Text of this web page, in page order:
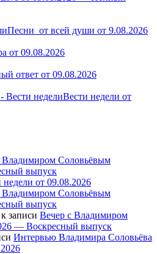
Песни_от всей души от 9.08.2026
от 09.08.2026
ответ от 09.08.2026
Вести недели от
Владимиром Соловьёвым
выпуск
недели от 09.08.2026
Владимиром Соловьёвым
выпуск
к записи Вечер с Владимиром
— Воскресный выпуск
Интервью Владимира Соловьёва